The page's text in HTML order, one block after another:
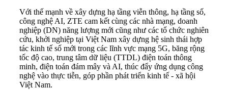
Với thế mạnh về xây dựng hạ tầng viễn thông, hạ tầng số,
công nghệ AI, ZTE cam kết cùng các nhà mạng, doanh
nghiệp (DN) năng lượng mới cũng như các tổ chức nghiên
cứu, khởi nghiệp tại Việt Nam xây dựng hệ sinh thái hợp
tác kinh tế số mới trong các lĩnh vực mạng 5G, băng rộng
tốc độ cao, trung tâm dữ liệu (TTDL) điện toán thông
minh, điện toán đám mây và AI, thúc đẩy ứng dụng công
nghệ vào thực tiễn, góp phần phát triển kinh tế - xã hội
Việt Nam.